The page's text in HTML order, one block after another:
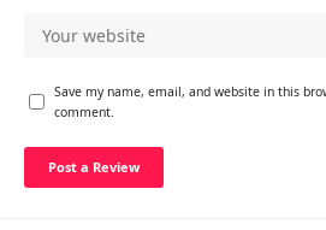
Save my name, email, and website in this
comment.